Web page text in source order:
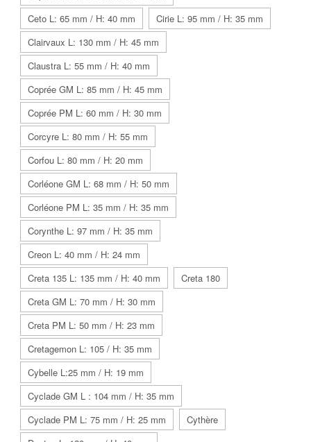
Ceto L: 65 mm / H: 40 mm
Cirie L: 95 mm / H: 35 mm
Clairvaux L: 130 mm / H: 45 mm
Claustra L: 55 mm / H: 40 mm
Coprée GM L: 85 mm / H: 45 mm
Coprée PM L: 60 mm / H: 30 mm
Corcyre L: 80 mm / H: 55 mm
Corfou L: 80 mm / H: 20 mm
Corléone GM L: 68 mm / H: 50 mm
Corléone PM L: 35 mm / H: 35 mm
Corynthe L: 97 mm / H: 35 mm
Creon L: 40 mm / H: 24 mm
Creta 135 L: 135 mm / H: 40 mm
Creta 180
Creta GM L: 70 mm / H: 30 mm
Creta PM L: 50 mm / H: 23 mm
Cretagemon L: 105 / H: 35 mm
Cybelle L:25 mm / H: 19 mm
Cyclade GM L : 104 mm / H: 35 mm
Cyclade PM L: 75 mm / H: 25 mm
Cythère